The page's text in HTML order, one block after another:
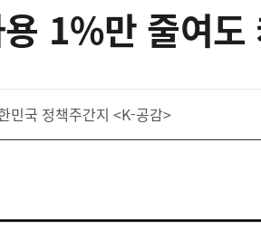
1%만 줄여도
민국 정책주간지 <K-공감>